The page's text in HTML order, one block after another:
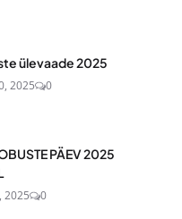
ülevaade 2025
2025 0
PÄEV 2025
2025 0